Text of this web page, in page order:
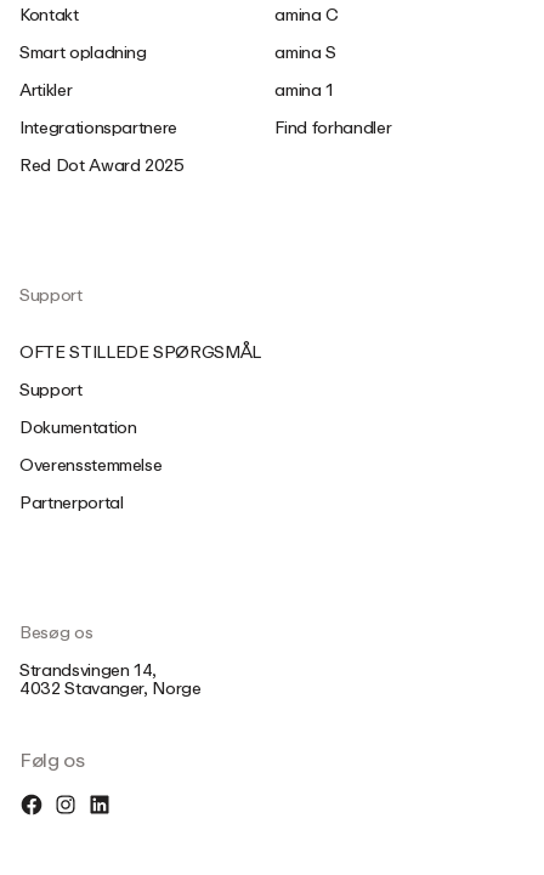
Kontakt
Smart opladning
Artikler
Integrationspartnere
Red Dot Award 2025
amina C
amina S
amina 1
Find forhandler
Support
OFTE STILLEDE SPØRGSMÅL
Support
Dokumentation
Overensstemmelse
Partnerportal
Følg os
Besøg os
Strandsvingen 14,
4032 Stavanger, Norge